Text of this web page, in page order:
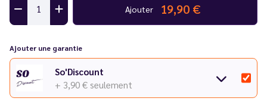
Ajouter 19,90 €
Ajouter une garantie
So'Discount
+ 3,90 € seulement